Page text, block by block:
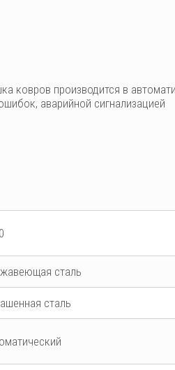
ковров производится в
аварийной сигнализацией
сталь
сталь